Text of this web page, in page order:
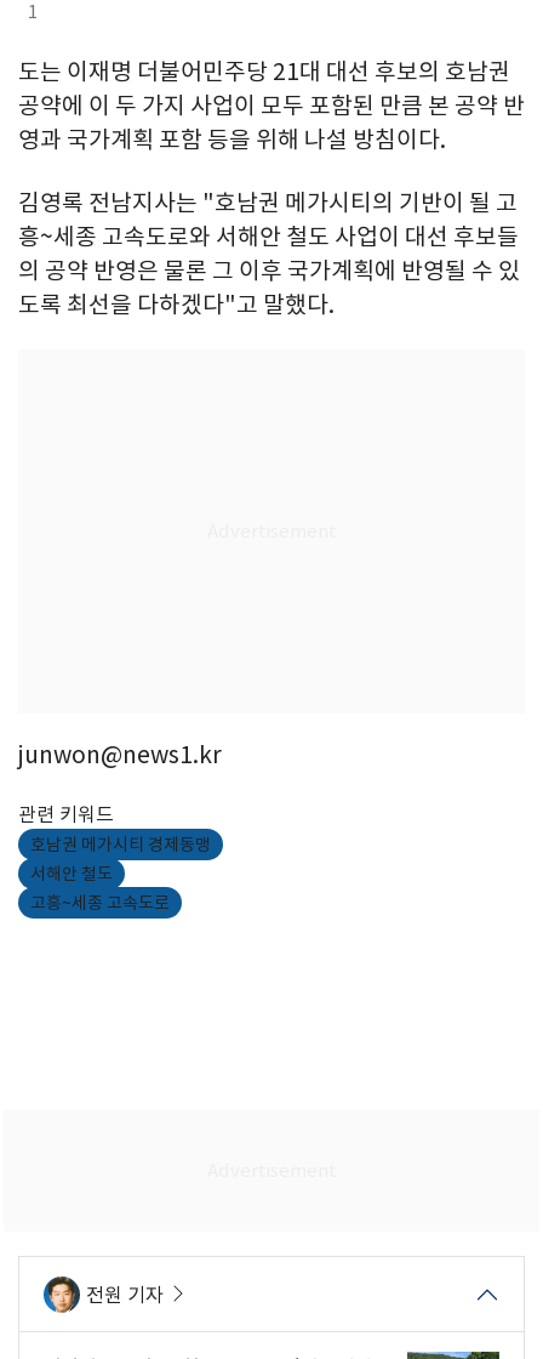
1
도는 이재명 더불어민주당 21대 대선 후보의 호남권
공약에 이 두 가지 사업이 모두 포함된 만큼 본 공약 반
영과 국가계획 포함 등을 위해 나설 방침이다.
김영록 전남지사는 "호남권 메가시티의 기반이 될 고
흥~세종 고속도로와 서해안 철도 사업이 대선 후보들
의 공약 반영은 물론 그 이후 국가계획에 반영될 수 있
도록 최선을 다하겠다"고 말했다.
junwon@news1.kr
관련 키워드
호남권 메가시티 경제동맹
서해안 철도
고흥~세종 고속도로
전원 기자